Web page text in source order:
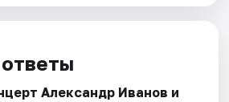
Александр Иванов и